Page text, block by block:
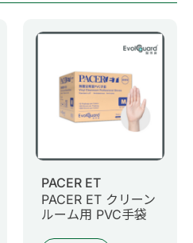
商品問合せ
PACER ET
PACER ET クリーン
ルーム用 PVC手袋